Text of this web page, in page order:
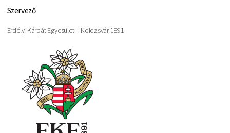
Szervező
Erdélyi Kárpát Egyesület – Kolozsvár 1891